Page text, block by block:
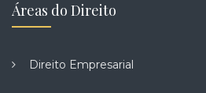
Áreas do Direito
Direito Empresarial